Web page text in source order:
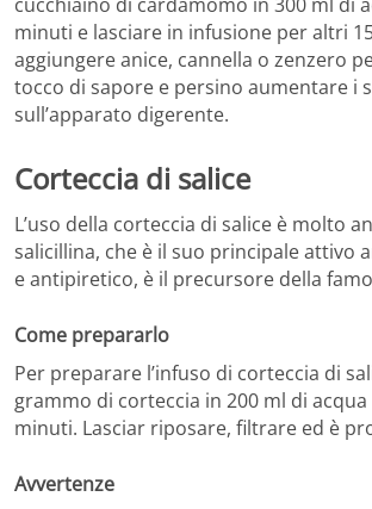
minuti e lasciare in infusione per altri
aggiungere anice, cannella o zenzero
tocco di sapore e persino aumentare i
sull’apparato digerente.
Corteccia di salice
L’uso della corteccia di salice è molto
salicillina, che è il suo principale attivo
e antipiretico, è il precursore della
Come prepararlo
Per preparare l’infuso di corteccia di
grammo di corteccia in 200 ml di
minuti. Lasciar riposare, filtrare ed è
Avvertenze